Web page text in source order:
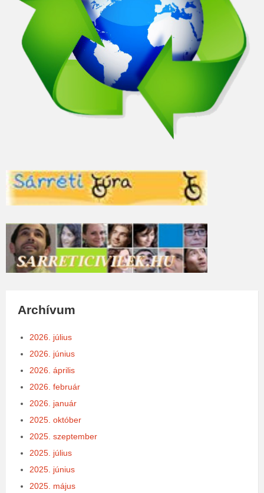
Archívum
2026. július
2026. június
2026. április
2026. február
2026. január
2025. október
2025. szeptember
2025. július
2025. június
2025. május